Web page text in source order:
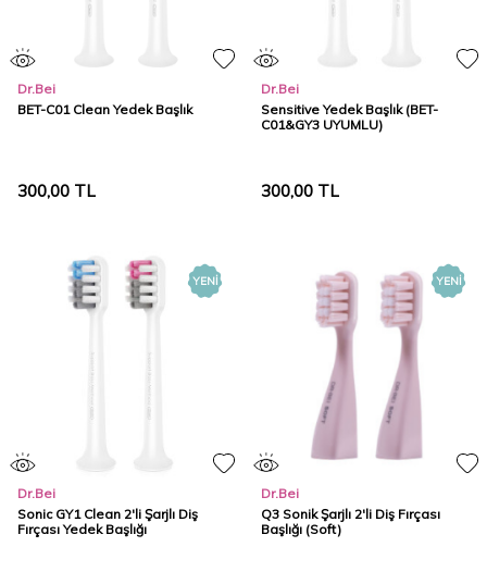
Dr.Bei
BET-C01 Clean Yedek Başlık
300,00 TL
Dr.Bei
Sensitive Yedek Başlık (BET-
C01&GY3 UYUMLU)
300,00 TL
YENI
Dr.Bei
Sonic GY1 Clean 2'li Şarjlı Diş
Fırçası Yedek Başlığı
YENI
Dr.Bei
Q3 Sonik Şarjlı 2'li Diş Fırçası
Başlığı (Soft)